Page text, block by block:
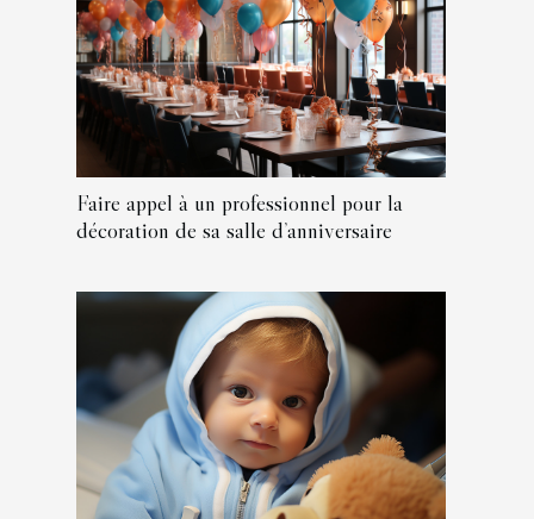
Faire appel à un professionnel pour la
décoration de sa salle d’anniversaire